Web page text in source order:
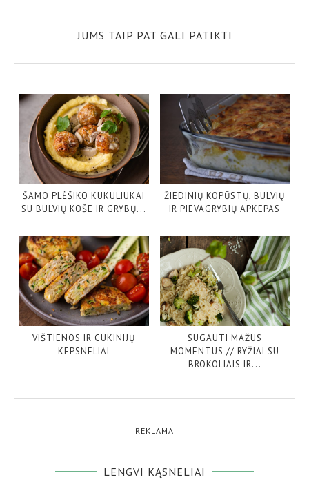
JUMS TAIP PAT GALI PATIKTI
ŠAMO PLĖŠIKO KUKULIUKAI
SU BULVIŲ KOŠE IR GRYBŲ...
ŽIEDINIŲ KOPŪSTŲ, BULVIŲ
IR PIEVAGRYBIŲ APKEPAS
VIŠTIENOS IR CUKINIJŲ
KEPSNELIAI
SUGAUTI MAŽUS
MOMENTUS // RYŽIAI SU
BROKOLIAIS IR...
REKLAMA
LENGVI KĄSNELIAI